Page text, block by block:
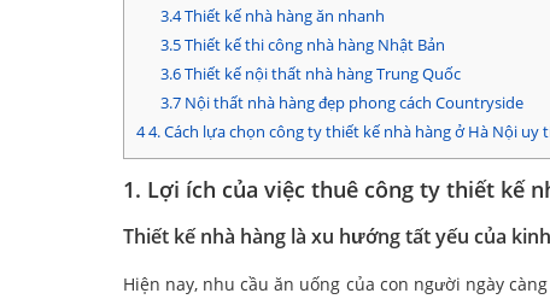
3.4Thiết kế nhà hàng ăn nhanh
3.5Thiết kế thi công nhà hàng Nhật Bản
3.6Thiết kế nội thất nhà hàng Trung Quốc
3.7Nội thất nhà hàng đẹp phong cách Countryside
44. Cách lựa chọn công ty thiết kế nhà hàng ở Hà Nội uy
1. Lợi ích của việc thuê công ty thiết kế
Thiết kế nhà hàng là xu hướng tất yếu của
Hiện nay, nhu cầu ăn uống của con người ngày